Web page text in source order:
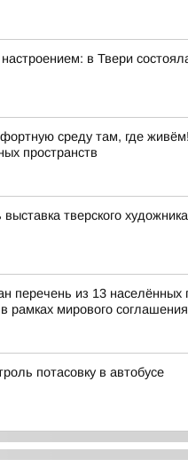
в Твери
среду там, где
пространств
тверского
перечень из 13
рамках мирового
потасовку в автобусе